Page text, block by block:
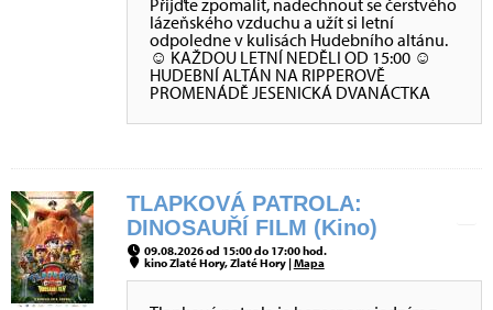
Přijďte zpomalit, nadechnout se čerstvého
lázeňského vzduchu a užít si letní
odpoledne v kulisách Hudebního altánu.
☺ KAŽDOU LETNÍ NEDĚLI OD 15:00 ☺
HUDEBNÍ ALTÁN NA RIPPEROVĚ
PROMENÁDĚ JESENICKÁ DVANÁCTKA
TLAPKOVÁ PATROLA:
DINOSAUŘÍ FILM (Kino)
09.08.2026 od 15:00 do 17:00 hod.
kino Zlaté Hory, Zlaté Hory |Mapa